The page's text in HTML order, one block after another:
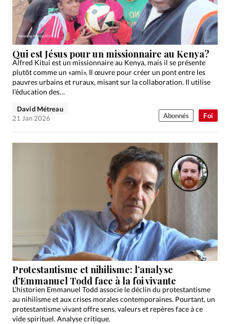
Foi
Qui est Jésus pour un missionnaire au Kenya?
Alfred Kitui est un missionnaire au Kenya, mais il se présente
plutôt comme un «ami». Il œuvre pour créer un pont entre les
pauvres urbains et ruraux, misant sur la collaboration. Il utilise
l’éducation des…
David Métreau
21 Jan 2026
Abonnés
Protestantisme et nihilisme: l’analyse
d’Emmanuel Todd face à la foi vivante
L’historien Emmanuel Todd associe le déclin du protestantisme
au nihilisme et aux crises morales contemporaines. Pourtant, un
protestantisme vivant offre sens, valeurs et repères face à ce
vide spirituel. Analyse critique.